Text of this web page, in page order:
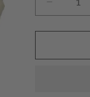
die
Menge